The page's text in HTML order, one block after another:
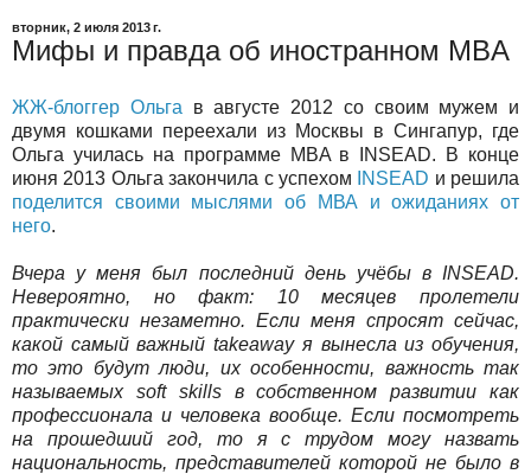
вторник, 2 июля 2013 г.
Мифы и правда об иностранном MBA
ЖЖ-блоггер Ольга в августе 2012 со своим мужем и
двумя кошками переехали из Москвы в Сингапур, где
Ольга училась на программе MBA в INSEAD. В конце
июня 2013 Ольга закончила с успехом
INSEAD и решила
поделится своими мыслями об МВА и ожиданиях от
него.
Вчера у меня был последний день учёбы в INSEAD.
Невероятно, но факт: 10 месяцев пролетели
практически незаметно. Если меня спросят сейчас,
какой самый важный takeaway я вынесла из обучения,
то это будут люди, их особенности, важность так
называемых soft skills в собственном развитии как
профессионала и человека вообще. Если посмотреть
на прошедший год, то я с трудом могу назвать
национальность, представителей которой не было в